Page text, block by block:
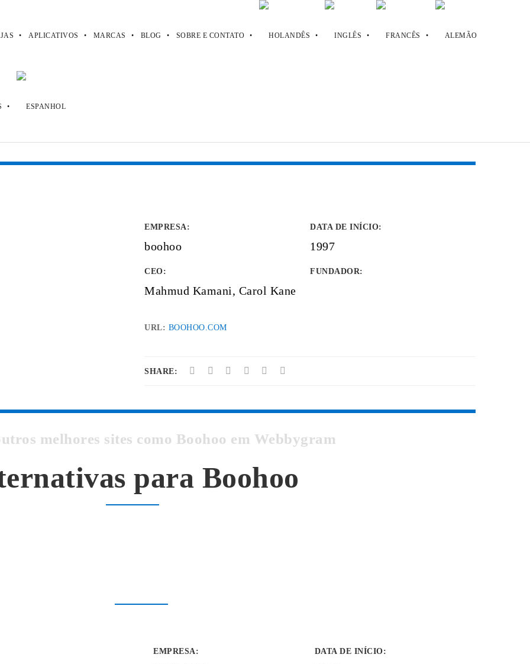
APLICATIVOS MARCAS BLOG SOBRE E CONTATO
EMPRESA:
boohoo
DATA DE INÍCIO:
1997
CEO:
Mahmud Kamani, Carol Kane
FUNDADOR:
URL: BOOHOO.COM
SHARE:
melhores sites como Boohoo em Webbygram
para Boohoo
EMPRESA: DATA DE INÍCIO: